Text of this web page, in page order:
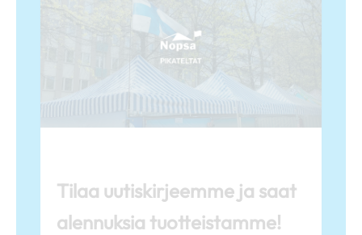
Tilaa uutiskirjeemme ja saat
alennuksia tuotteistamme!